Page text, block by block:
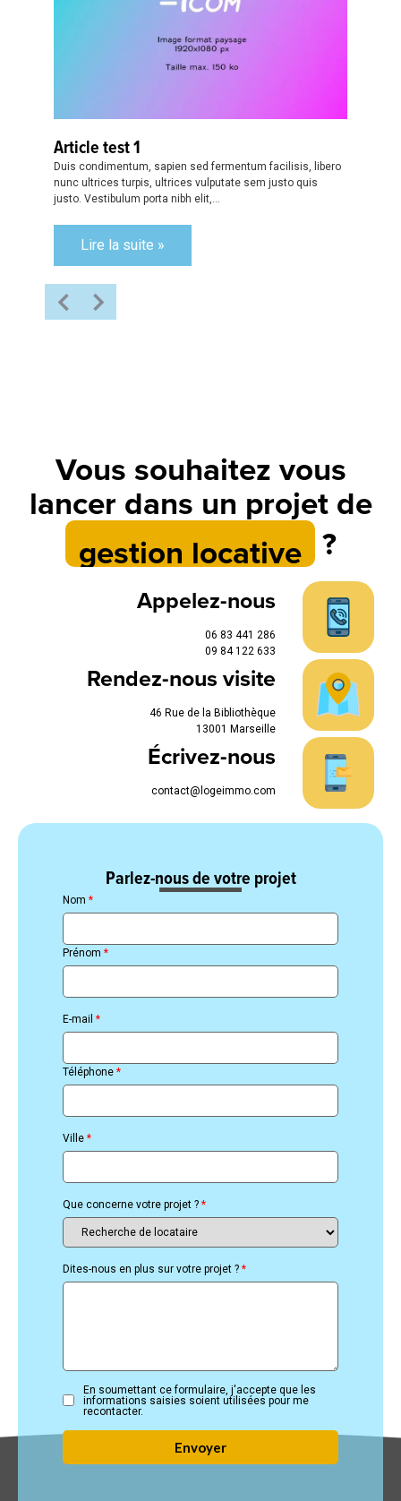
Article test 1
Duis condimentum, sapien sed fermentum facilisis, libero
nunc ultrices turpis, ultrices vulputate sem justo quis
justo. Vestibulum porta nibh elit,...
Lire la suite »
Parlez-nous de votre projet
Nom *
Prénom *
E-mail *
Téléphone *
Ville *
Que concerne votre projet ? *
Dites-nous en plus sur votre projet ? *
En soumettant ce formulaire, j'accepte que les
informations saisies soient utilisées pour me
recontacter.
Envoyer
Vous souhaitez vous
lancer dans un projet de
gestion locative ?
Appelez-nous
06 83 441 286
09 84 122 633
Rendez-nous visite
46 Rue de la Bibliothèque
13001 Marseille
Écrivez-nous
contact@logeimmo.com